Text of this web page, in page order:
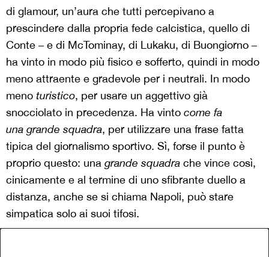
di glamour, un’aura che tutti percepivano a
prescindere dalla propria fede calcistica, quello di
Conte – e di McTominay, di Lukaku, di Buongiorno –
ha vinto in modo più fisico e sofferto, quindi in modo
meno attraente e gradevole per i neutrali. In modo
meno turistico, per usare un aggettivo già
snocciolato in precedenza. Ha vinto come fa
una grande squadra, per utilizzare una frase fatta
tipica del giornalismo sportivo. Sì, forse il punto è
proprio questo: una grande squadra che vince così,
cinicamente e al termine di uno sfibrante duello a
distanza, anche se si chiama Napoli, può stare
simpatica solo ai suoi tifosi.